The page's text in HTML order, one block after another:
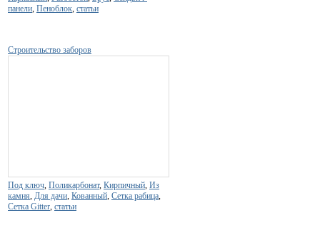
панели Пеноблок статьи
Строительство заборов
Под ключ Поликарбонат, Кирпичный Из
камня Для дачи Кованный Сетка рабица
Сетка Gitter статьи